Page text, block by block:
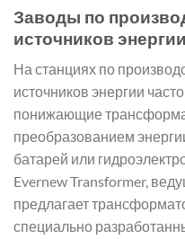
Заводы по
источников энергии
На станциях по
источников энергии
понижающие
преобразованием
батарей или
Evernew Transformer,
предлагает
специально